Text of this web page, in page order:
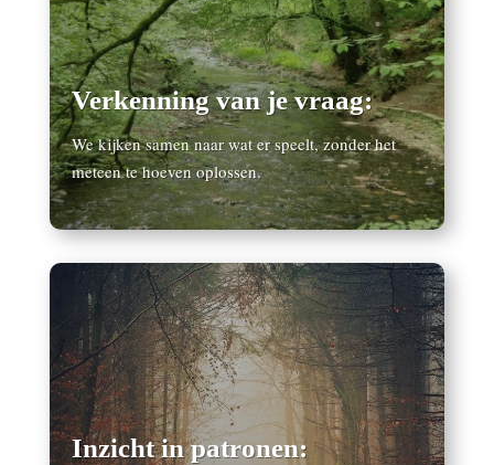
Verkenning van je vraag:
We kijken samen naar wat er speelt, zonder het
meteen te hoeven oplossen.
Inzicht in patronen: